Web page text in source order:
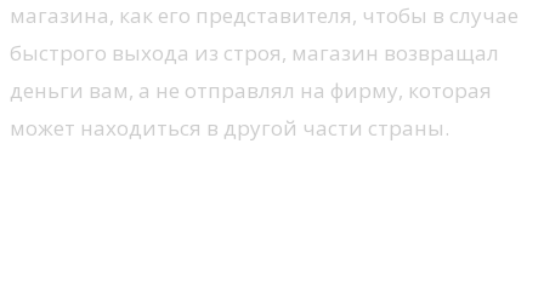
магазина, как его представителя, чтобы в случае
быстрого выхода из строя, магазин возвращал
деньги вам, а не отправлял на фирму, которая
может находиться в другой части страны.